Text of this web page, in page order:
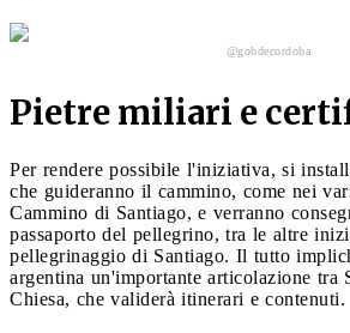
@gobdecordoba
Pietre miliari e
Per rendere possibile l'iniziativa, si
che guideranno il cammino, come nei
Cammino di Santiago, e verranno
passaporto del pellegrino, tra le altre
pellegrinaggio di Santiago. Il tutto
argentina un'importante articolazione tra
Chiesa, che validerà itinerari e contenuti.